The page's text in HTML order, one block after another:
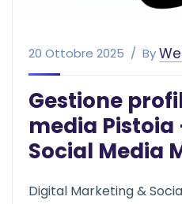
20 Ottobre 2025 By
Gestione
media Pistoia
Social Media
Digital Marketing &